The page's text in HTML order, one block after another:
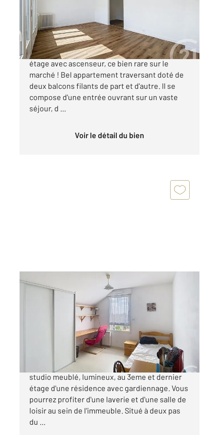
Appartement T4 à vendre
355 100 €
PROCE MONSELET Venez découvrir au 5ème
étage avec ascenseur, ce bien rare sur le
marché ! Bel appartement traversant doté de
deux balcons filants de part et d'autre. Il se
compose d'une entrée ouvrant sur un vaste
séjour, d ...
Voir le détail du bien
NANTES 44
16,07 m2, 1 pièce
Appartement Studio à vendre
76 000 €
NANTES ROND-POINT DE PARIS Appartement
studio meublé, lumineux, au 3eme et dernier
étage d'une résidence avec gardiennage. Vous
pourrez profiter d'une laverie et d'une salle de
loisir au sein de l'immeuble. Situé à deux pas
du ...